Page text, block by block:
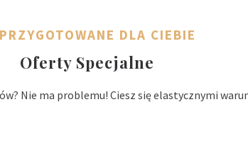
PRZYGOTOWANE DLA CIEBIE
Oferty Specjalne
Nie ma problemu! Ciesz się elastycznymi